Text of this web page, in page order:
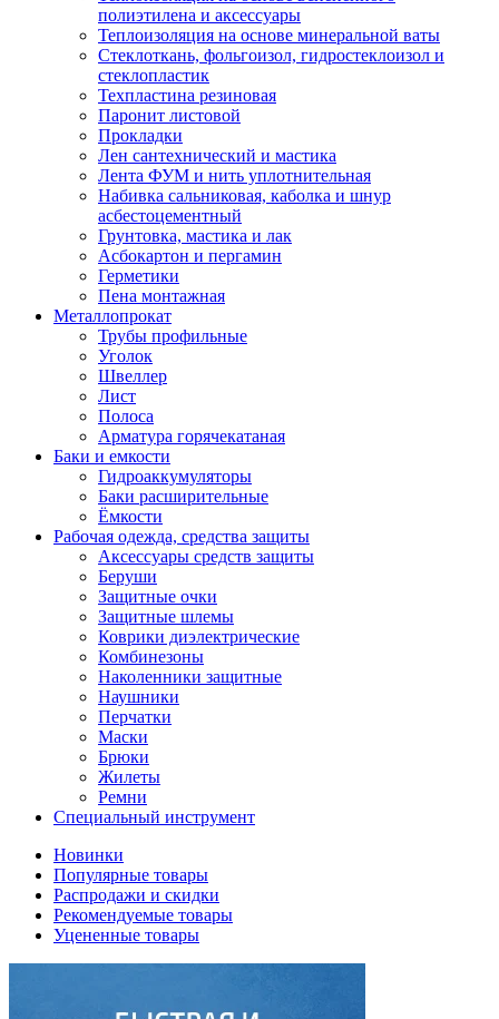
полиэтилена и аксессуары
Теплоизоляция на основе минеральной ваты
Стеклоткань, фольгоизол, гидростеклоизол и
стеклопластик
Техпластина резиновая
Паронит листовой
Прокладки
Лен сантехнический и мастика
Лента ФУМ и нить уплотнительная
Набивка сальниковая, каболка и шнур
асбестоцементный
Грунтовка, мастика и лак
Асбокартон и пергамин
Герметики
Пена монтажная
Металлопрокат
Трубы профильные
Уголок
Швеллер
Лист
Полоса
Арматура горячекатаная
Баки и емкости
Гидроаккумуляторы
Баки расширительные
Ёмкости
Рабочая одежда, средства защиты
Аксессуары средств защиты
Беруши
Защитные очки
Защитные шлемы
Коврики диэлектрические
Комбинезоны
Наколенники защитные
Наушники
Перчатки
Маски
Брюки
Жилеты
Ремни
Специальный инструмент
Новинки
Популярные товары
Распродажи и скидки
Рекомендуемые товары
Уцененные товары